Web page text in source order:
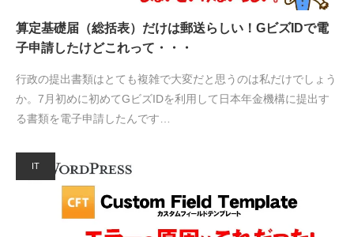
算定基礎届（総括表）だけは郵送らしい！GビズIDで電
子申請したけどこれって・・・
行政の提出書類はとても複雑で大変だと思うのは私だけでしょう
か。7月初めに初めてGビズIDを利用して日本年金機構に提出す
る書類を電子申請したんです…
IT